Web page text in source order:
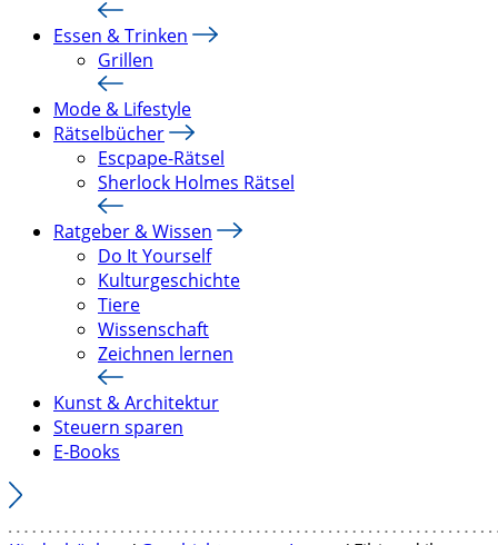
Essen & Trinken
Grillen
Mode & Lifestyle
Rätselbücher
Escpape-Rätsel
Sherlock Holmes Rätsel
Ratgeber & Wissen
Do It Yourself
Kulturgeschichte
Tiere
Wissenschaft
Zeichnen lernen
Kunst & Architektur
Steuern sparen
E-Books